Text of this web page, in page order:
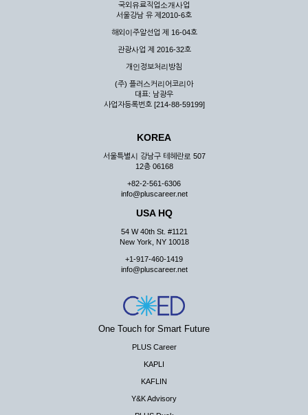
국외유료직업소개사업
서울강남 유 제2010-6호
해외이주알선업 제 16-04호
관광사업 제 2016-32호
개인정보처리방침
(주) 플러스커리어코리아
대표: 남광우
사업자등록번호 [214-88-59199]
KOREA
서울특별시 강남구 테헤란로 507
12층 06168
+82-2-561-6306
info@pluscareer.net
USA HQ
54 W 40th St. #1121
New York, NY 10018
+1-917-460-1419
info@pluscareer.net
One Touch for Smart Future
PLUS Career
KAPLI
KAFLIN
Y&K Advisory